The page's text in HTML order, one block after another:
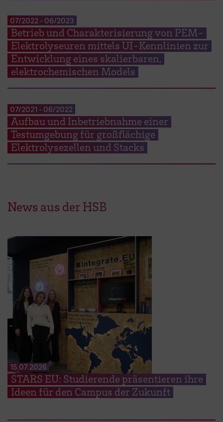
07/2022 - 06/2023
Betrieb und Charakterisierung von PEM-
Elektrolyseuren mittels UI-Kennlinien zur
Entwicklung eines skalierbaren,
elektrochemischen Models
07/2021 - 06/2022
Aufbau und Inbetriebnahme einer
Testumgebung für großflächige
Elektrolysezellen und Stacks
News aus der HSB
15.07.2026
STARS EU: Studierende präsentieren ihre
Ideen für den Campus der Zukunft